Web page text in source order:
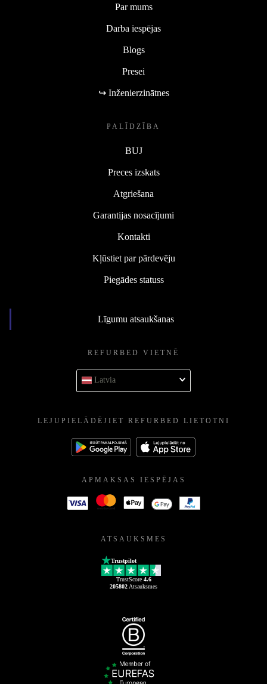
Par mums
Darba iespējas
Blogs
Presei
↪ Inženierzinātnes
PALĪDZĪBA
BUJ
Preces izskats
Atgriešana
Garantijas nosacījumi
Kontakti
Kļūstiet par pārdevēju
Piegādes statuss
Līgumu atsaukšanas
REFURBED VIETNĒ
Latvia
LEJUPIELĀDĒJIET REFURBED LIETOTNI
APMAKSAS IESPĒJAS
ATSAUKSMES
Trustpilot
TrustScore 4.6
205802 Atsauksmes